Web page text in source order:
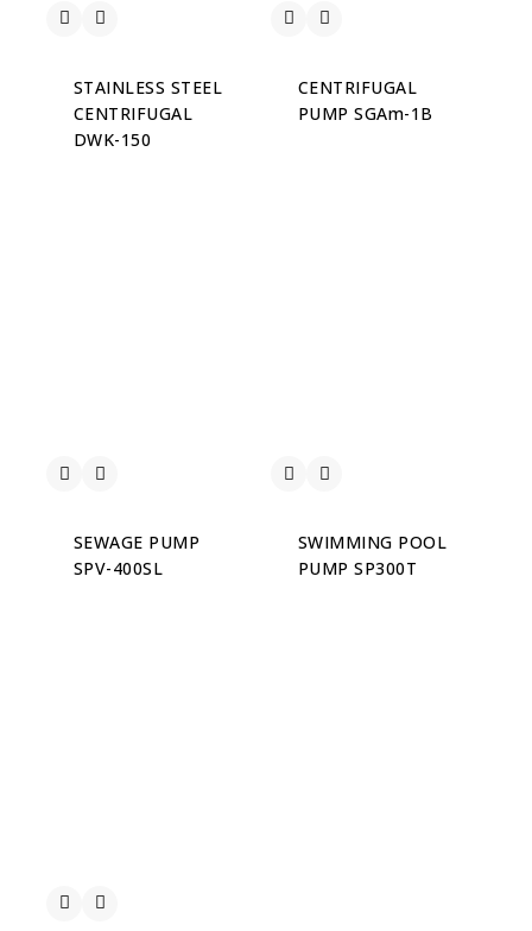
STAINLESS STEEL
CENTRIFUGAL
DWK-150
CENTRIFUGAL
PUMP SGAm-1B
SEWAGE PUMP
SPV-400SL
SWIMMING POOL
PUMP SP300T